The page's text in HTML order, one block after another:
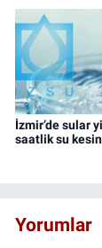
İzmir’de sular
saatlik su
Yorumlar